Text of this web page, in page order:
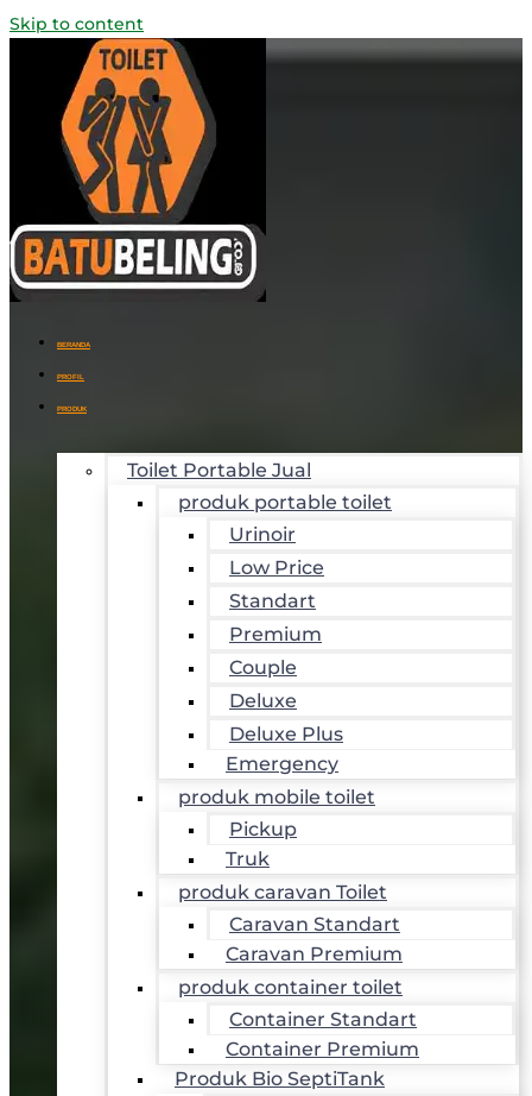
Skip to content
BERANDA
PROFIL
PRODUK
Toilet Portable Jual
produk portable toilet
Urinoir
Low Price
Standart
Premium
Couple
Deluxe
Deluxe Plus
Emergency
produk mobile toilet
Pickup
Truk
produk caravan Toilet
Caravan Standart
Caravan Premium
produk container toilet
Container Standart
Container Premium
Produk Bio SeptiTank